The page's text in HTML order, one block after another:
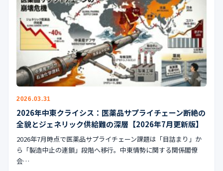
中古パレット
再生原料
梱包資材 ▼
イラン情勢まとめ ▼
公式ブログ
会社案内
🇺🇸🇰🇷🇹🇼🇻🇳
2026.03.31
2026年中東クライシス：医薬品サプライチェーン断絶の
全貌とジェネリック供給難の深層【2026年7月更新版】
2026年7月時点で医薬品サプライチェーン課題は「目詰まり」か
ら「製造中止の連鎖」段階へ移行。中東情勢に関する関係閣僚
会…